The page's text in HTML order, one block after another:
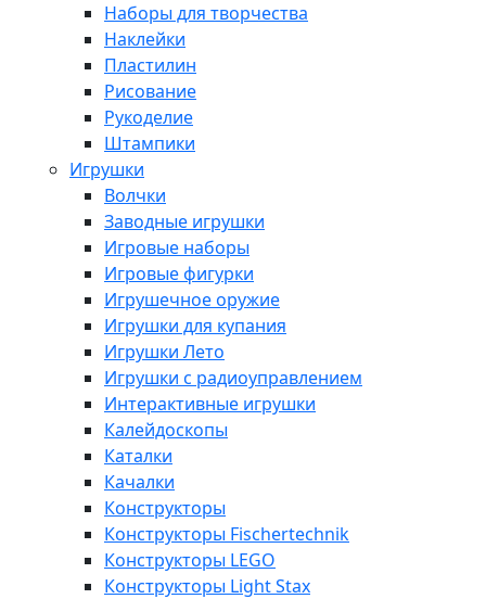
Наборы для творчества
Наклейки
Пластилин
Рисование
Рукоделие
Штампики
Игрушки
Волчки
Заводные игрушки
Игровые наборы
Игровые фигурки
Игрушечное оружие
Игрушки для купания
Игрушки Лето
Игрушки с радиоуправлением
Интерактивные игрушки
Калейдоскопы
Каталки
Качалки
Конструкторы
Конструкторы Fisсhertechnik
Конструкторы LEGO
Конструкторы Light Stax